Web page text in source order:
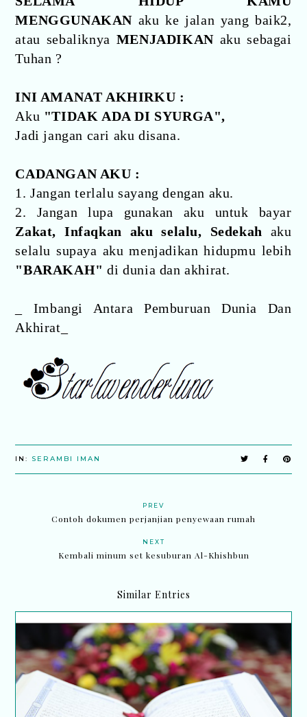
MENGGUNAKAN aku ke jalan yang baik2,
atau sebaliknya MENJADIKANaku sebagai
Tuhan ?
INI AMANAT AKHIRKU :
Aku "TIDAK ADA DI SYURGA",
Jadi jangan cari aku disana.
CADANGAN AKU :
1. Jangan terlalu sayang dengan aku.
2. Jangan lupa gunakan aku untuk bayar
Zakat, Infaqkan aku selalu, Sedekah aku
selalu supaya aku menjadikan hidupmu lebih
"BARAKAH"di dunia dan akhirat.
_ Imbangi Antara Pemburuan Dunia Dan
Akhirat_
IN: SERAMBI IMAN
PREV
Contoh dokumen perjanjian penyewaan rumah
NEXT
Kembali minum set kesuburan Al-Khishbun
Similar Entries